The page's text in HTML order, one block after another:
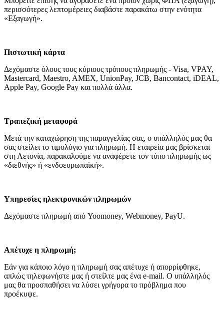
περισσότερες λεπτομέρειες διαβάστε παρακάτω στην ενότητα
«Εξαγωγή».
Πιστωτική κάρτα
Δεχόμαστε όλους τους κύριους τρόπους πληρωμής - Visa, VPAY,
Mastercard, Maestro, AMEX, UnionPay, JCB, Bancontact, iDEAL,
Apple Pay, Google Pay και πολλά άλλα.
Τραπεζική μεταφορά
Μετά την καταχώρηση της παραγγελίας σας, ο υπάλληλός μας θα
σας στείλει το τιμολόγιο για πληρωμή. Η εταιρεία μας βρίσκεται
στη Λετονία, παρακαλούμε να αναφέρετε τον τύπο πληρωμής ως
«διεθνής» ή «ενδοευρωπαϊκή».
Υπηρεσίες ηλεκτρονικών πληρωμών
Δεχόμαστε πληρωμή από Yoomoney, Webmoney, PayU.
Απέτυχε η πληρωμή;
Εάν για κάποιο λόγο η πληρωμή σας απέτυχε ή απορρίφθηκε,
απλώς τηλεφωνήστε μας ή στείλτε μας ένα e-mail. Ο υπάλληλός
μας θα προσπαθήσει να λύσει γρήγορα το πρόβλημα που
προέκυψε.